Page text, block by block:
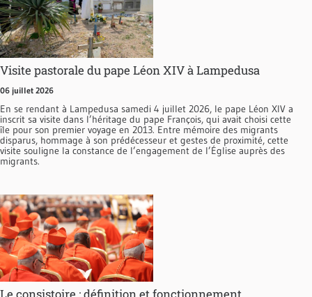
Visite pastorale du pape Léon XIV à Lampedusa
06 juillet 2026
En se rendant à Lampedusa samedi 4 juillet 2026, le pape Léon XIV a
inscrit sa visite dans l’héritage du pape François, qui avait choisi cette
île pour son premier voyage en 2013. Entre mémoire des migrants
disparus, hommage à son prédécesseur et gestes de proximité, cette
visite souligne la constance de l’engagement de l’Église auprès des
migrants.